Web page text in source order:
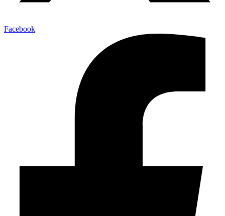
Facebook